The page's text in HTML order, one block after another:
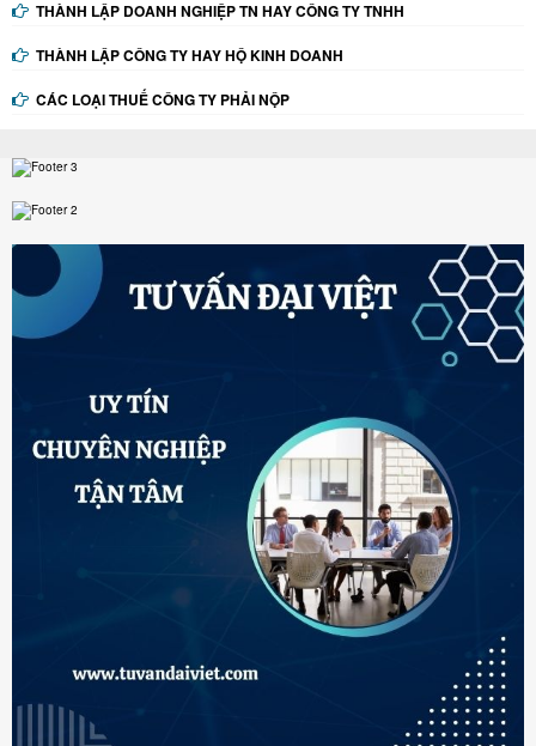
THÀNH LẬP DOANH NGHIỆP TN HAY CÔNG TY TNHH
THÀNH LẬP CÔNG TY HAY HỘ KINH DOANH
CÁC LOẠI THUẾ CÔNG TY PHẢI NỘP